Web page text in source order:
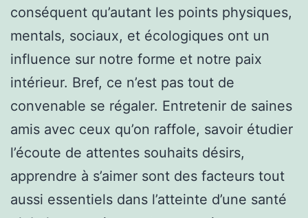
conséquent qu’autant les points physiques,
mentals, sociaux, et écologiques ont un
influence sur notre forme et notre paix
intérieur. Bref, ce n’est pas tout de
convenable se régaler. Entretenir de saines
amis avec ceux qu’on raffole, savoir étudier
l’écoute de attentes souhaits désirs,
apprendre à s’aimer sont des facteurs tout
aussi essentiels dans l’atteinte d’une santé